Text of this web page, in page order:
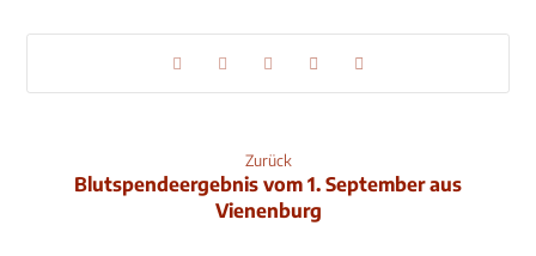
Zurück
Blutspendeergebnis vom 1. September aus
Vienenburg